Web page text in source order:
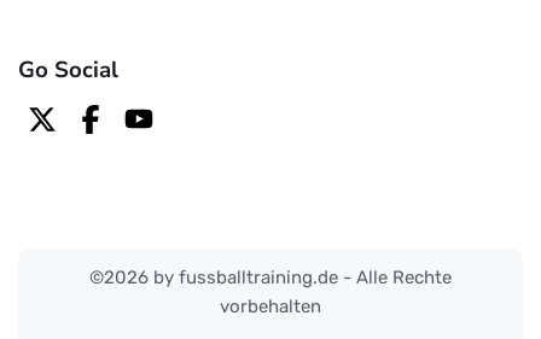
Go Social
©2026 by fussballtraining.de - Alle Rechte
vorbehalten